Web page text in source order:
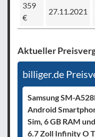
276,47
€
07.04.2022
299 € 27.11.2021
359
€
27.11.2021
Aktueller
billiger.de
Samsung SM-
Android
Sim, 6 GB RAM
6.7 Zoll Infinity O